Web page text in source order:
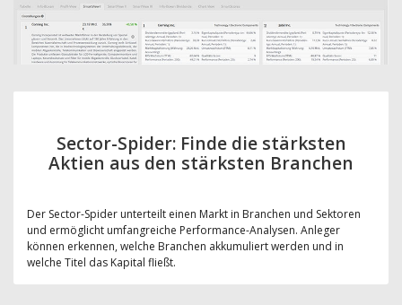
Sector-Spider: Finde die stärksten
Aktien aus den stärksten Branchen
Der Sector-Spider unterteilt einen Markt in Branchen und Sektoren
und ermöglicht umfangreiche Performance-Analysen. Anleger
können erkennen, welche Branchen akkumuliert werden und in
welche Titel das Kapital fließt.